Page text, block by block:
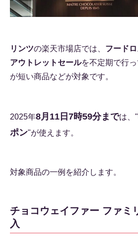
リンツの楽天市場店では、 フード
アウトレットセールを不定期で行
が短い商品などが対象です。
2025年8月11日7時59分までは、"
ポン"が使えます。
対象商品の一例を紹介します。
チョコウェイファー ファミ
入